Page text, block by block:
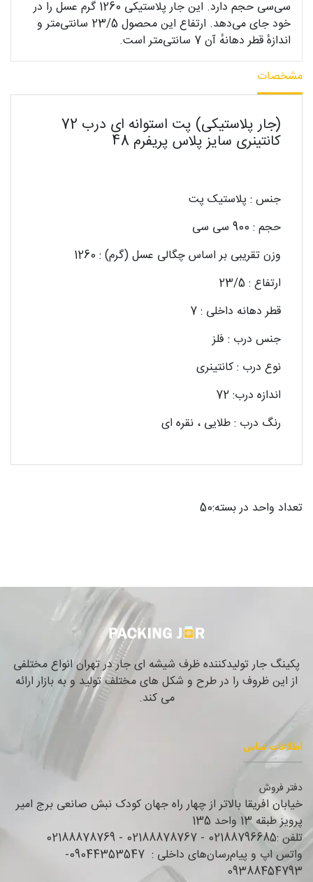
سی‌سی حجم دارد. این جار پلاستیکی 1260 گرم عسل را در
خود جای می‌دهد. ارتفاع این محصول 23/5 سانتی‌متر و
اندازهٔ قطر دهانهٔ آن 7 سانتی‌متر است.
مشخصات
(جار پلاستیکی) پت استوانه ای درب 72
کانتینری سایز پلاس پریفرم 48
جنس : پلاستیک پت
حجم : 900 سی سی
وزن تقریبی بر اساس چگالی عسل (گرم) : 1260
ارتفاع : 23/5
قطر دهانه داخلی : 7
جنس درب : فلز
نوع درب : کانتینری
اندازه درب: 72
رنگ درب : طلایی ، نقره ای
تعداد واحد در بسته:50
پکینگ جار تولیدکننده ظرف شیشه ای جار در تهران انواع مختلفی
از این ظروف را در طرح و شکل های مختلف تولید و به بازار ارائه
می کند.
اطلاعات تماس
دفتر فروش
خیابان افریقا بالاتر از چهار راه جهان کودک نبش صانعی برج امیر
پرویز طبقه 13 واحد 135
تلفن :02188796685 - 02188878767 - 02188878769
واتس اپ و پیام‌رسان‌های داخلی : 09044353547-
09388454793